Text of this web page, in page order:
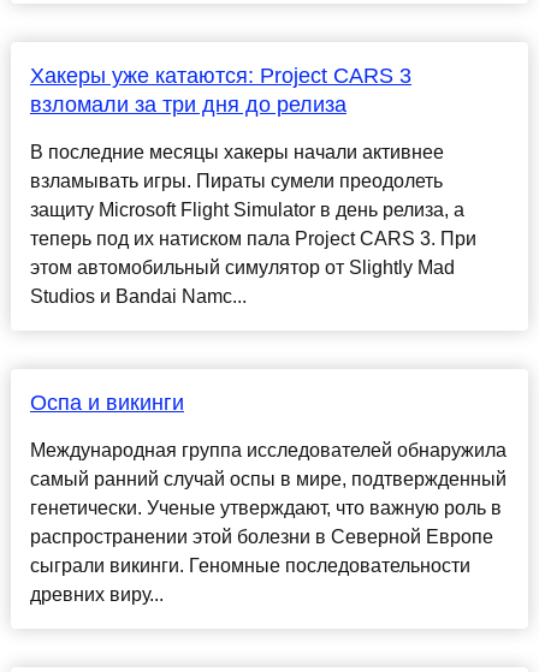
Хакеры уже катаются: Project CARS 3
взломали за три дня до релиза
В последние месяцы хакеры начали активнее
взламывать игры. Пираты сумели преодолеть
защиту Microsoft Flight Simulator в день релиза, а
теперь под их натиском пала Project CARS 3. При
этом автомобильный симулятор от Slightly Mad
Studios и Bandai Namc...
Оспа и викинги
Международная группа исследователей обнаружила
самый ранний случай оспы в мире, подтвержденный
генетически. Ученые утверждают, что важную роль в
распространении этой болезни в Северной Европе
сыграли викинги. Геномные последовательности
древних виру...